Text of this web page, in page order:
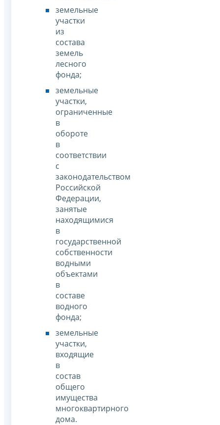
земельные
участки
из
состава
земель
лесного
фонда;
земельные
участки,
ограниченные
в
обороте
в
соответствии
с
законодательством
Российской
Федерации,
занятые
находящимися
в
государственной
собственности
водными
объектами
в
составе
водного
фонда;
земельные
участки,
входящие
в
состав
общего
имущества
многоквартирного
дома.